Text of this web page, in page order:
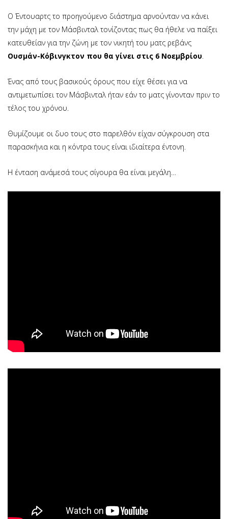
Ο Έντουαρτς το προηγούμενο διάστημα αρνούνταν να κάνει
την μάχη με τον Μάσβινταλ τονίζοντας πως θα ήθελε να παίξει
κατευθείαν για την ζώνη με τον νικητή του ματς ρεβάνς
Ουσμάν-Κόβινγκτον που θα γίνει στις 6 Νοεμβρίου.
Ένας από τους βασικούς όρους που είχε θέσει για να
αντιμετωπίσει τον Μάσβινταλ ήταν εάν το ματς γίνονταν πριν το
τέλος του χρόνου.
Θυμίζουμε οι δυο τους στο παρελθόν είχαν σύγκρουση στα
παρασκήνια και η κόντρα τους είναι ιδιαίτερα έντονη.
Η ένταση ανάμεσά τους σίγουρα θα είναι μεγάλη…